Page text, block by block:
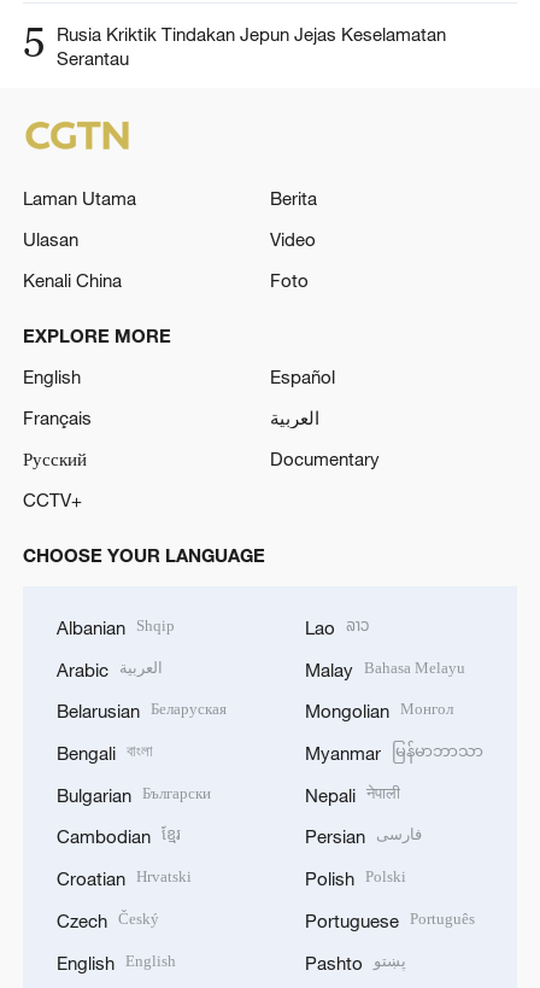
5
Rusia Kriktik Tindakan Jepun Jejas Keselamatan
Serantau
Laman Utama
Berita
Ulasan
Video
Kenali China
Foto
EXPLORE MORE
English
Español
Français
العربية
Русский
Documentary
CCTV+
CHOOSE YOUR LANGUAGE
Albanian Shqip
Arabic العربية
Belarusian Беларуская
Bengali বাংলা
Bulgarian Български
Cambodian ខ្មែរ
Croatian Hrvatski
Czech Český
English English
Lao ລາວ
Malay Bahasa Melayu
Mongolian Монгол
Myanmar မြန်မာဘာသာ
Nepali नेपाली
Persian فارسی
Polish Polski
Portuguese Português
Pashto پښتو